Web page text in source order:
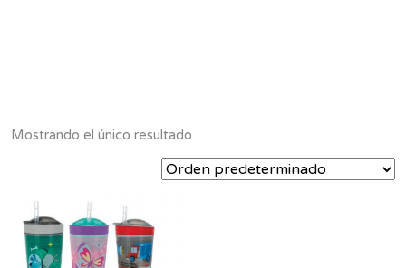
Mostrando el único resultado